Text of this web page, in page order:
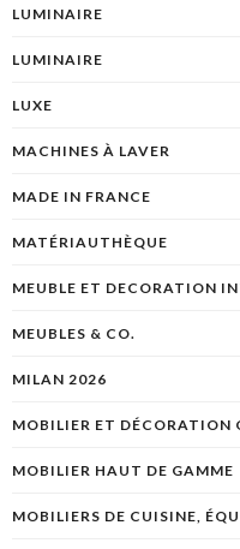
LUMINAIRE
LUMINAIRE
LUXE
MACHINES À LAVER
MADE IN FRANCE
MATÉRIAUTHÈQUE
MEUBLE ET DECORATION
MEUBLES & CO.
MILAN 2026
MOBILIER ET DÉCORATION
MOBILIER HAUT DE GAMME
MOBILIERS DE CUISINE,